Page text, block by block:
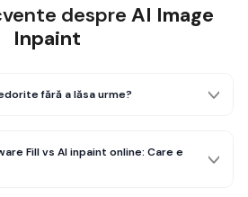
despre AI Image
Inpaint
fără a lăsa urme?
Fill vs AI inpaint online: Care e